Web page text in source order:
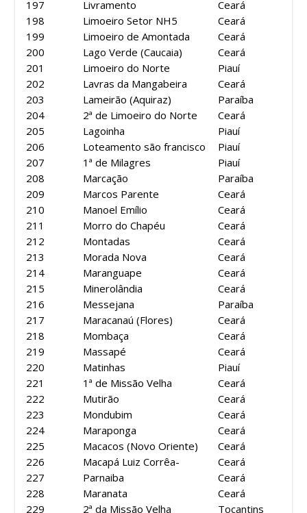
197
198
199
200
201
202
203
204
205
206
207
208
209
210
211
212
213
214
215
216
217
218
219
220
221
222
223
224
225
226
227
228
229
Livramento
Limoeiro Setor NH5
Limoeiro de Amontada
Lago Verde (Caucaia)
Limoeiro do Norte
Lavras da Mangabeira
Lameirão (Aquiraz)
2ª de Limoeiro do Norte
Lagoinha
Loteamento são francisco
1ª de Milagres
Marcação
Marcos Parente
Manoel Emílio
Morro do Chapéu
Montadas
Morada Nova
Maranguape
Minerolândia
Messejana
Maracanaú (Flores)
Mombaça
Massapé
Matinhas
1ª de Missão Velha
Mutirão
Mondubim
Maraponga
Macacos (Novo Oriente)
Macapá Luiz Corrêa-
Parnaiba
Maranata
2ª da Missão Velha
Ceará
Ceará
Ceará
Ceará
Piauí
Ceará
Paraíba
Ceará
Piauí
Piauí
Piauí
Paraíba
Ceará
Ceará
Ceará
Ceará
Ceará
Ceará
Ceará
Paraíba
Ceará
Ceará
Ceará
Piauí
Ceará
Ceará
Ceará
Ceará
Ceará
Ceará
Ceará
Ceará
Tocantins